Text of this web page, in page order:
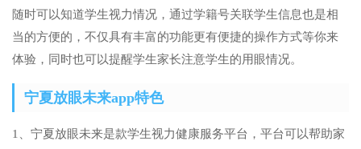
随时可以知道学生视力情况，通过学籍号关联学生信息也是相
当的方便的，不仅具有丰富的功能更有便捷的操作方式等你来
体验，同时也可以提醒学生家长注意学生的用眼情况。
宁夏放眼未来app特色
1、宁夏放眼未来是款学生视力健康服务平台，平台可以帮助家